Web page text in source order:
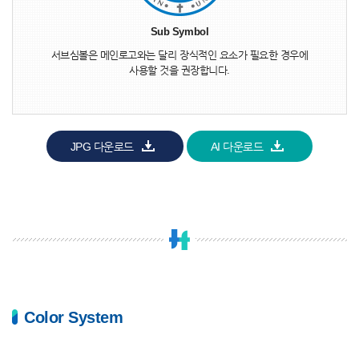
Sub Symbol
서브심볼은 메인로고와는 달리 장식적인 요소가 필요한 경우에
사용할 것을 권장합니다.
JPG 다운로드 AI 다운로드
Color System